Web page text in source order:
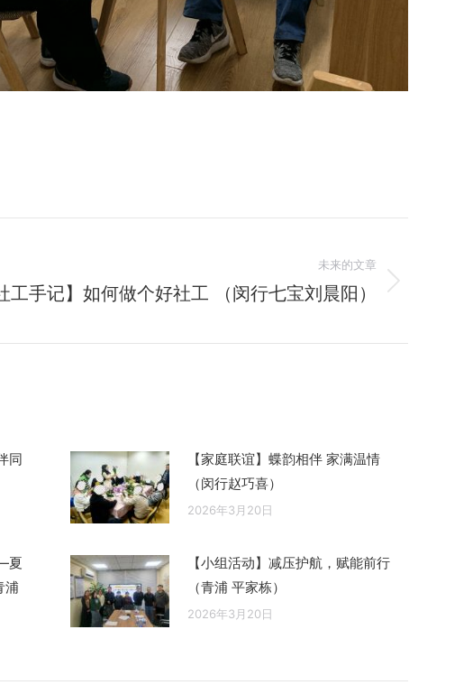
未来的文章
工手记】如何做个好社工 （闵行七宝刘晨阳）
同
【家庭联谊】蝶韵相伴 家满温情
（闵行赵巧喜）
2026年3月20日
夏
浦
【小组活动】减压护航，赋能前行
（青浦 平家栋）
2026年3月20日